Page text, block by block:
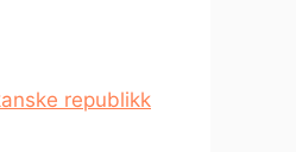
republikk